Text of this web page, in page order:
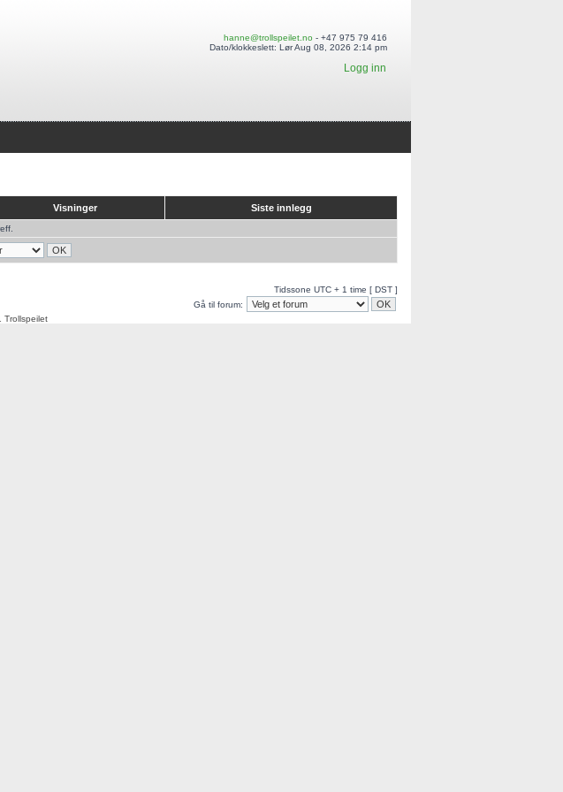
hanne@trollspeilet.no - +47 975 79 416
Dato/klokkeslett: Lør Aug 08, 2026 2:14 pm
Logg inn
Visninger Siste innlegg
Tidssone UTC + 1 time [ DST ]
Gå til forum:
Trollspeilet